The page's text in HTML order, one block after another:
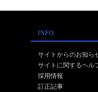
INFO
サイトからのお知ら
サイトに関するヘル
採用情報
訂正記事